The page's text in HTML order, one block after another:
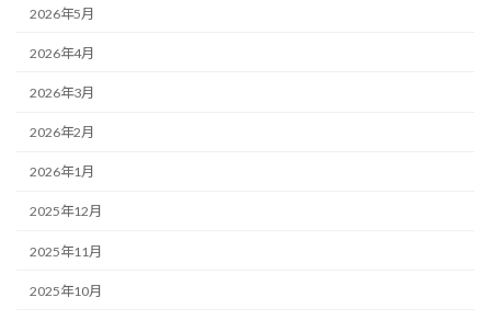
2026年5月
2026年4月
2026年3月
2026年2月
2026年1月
2025年12月
2025年11月
2025年10月